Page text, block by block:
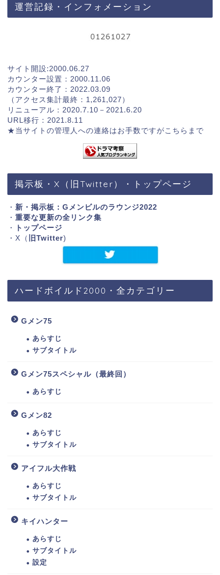
運営記録・インフォメーション
サイト開設:2000.06.27
カウンター設置：2000.11.06
カウンター終了：2022.03.09
（アクセス集計最終：1,261,027）
リニューアル：2020.7.10－2021.6.20
URL移行：2021.8.11
★当サイトの管理人への連絡はお手数ですがこちらまで
掲示板・X（旧Twitter）・トップページ
・ 新・掲示板：Gメンビルのラウンジ2022
・ 重要な更新の全リンク集
・
トップページ
・X（ 旧Twitter)
ハードボイルド2000・全カテゴリー
Gメン75
あらすじ
サブタイトル
Gメン75スペシャル（最終回）
あらすじ
Gメン82
あらすじ
サブタイトル
アイフル大作戦
あらすじ
サブタイトル
キイハンター
あらすじ
サブタイトル
設定